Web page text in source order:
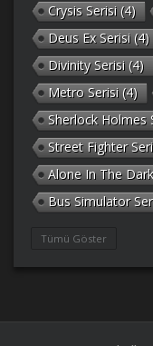
Crysis Serisi (4)
Deus Ex Serisi (4)
Divinity Serisi (4)
Metro Serisi (4)
Sherlock Holmes
Street Fighter
Alone In The
Bus Simulator
Tümü Göster